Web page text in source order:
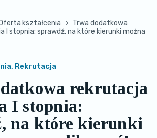
kształcenia › Trwa dodatkowa
I stopnia: sprawdź, na które kierunki można
Rekrutacja
rekrutacja
I stopnia:
na które kierunki